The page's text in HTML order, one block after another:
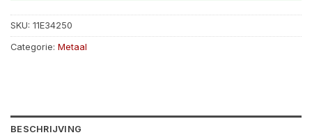
SKU: 11E34250
Categorie: Metaal
BESCHRIJVING